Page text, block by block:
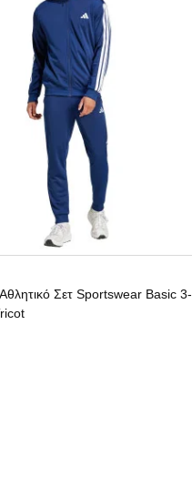
Σετ Sportswear Basic 3-